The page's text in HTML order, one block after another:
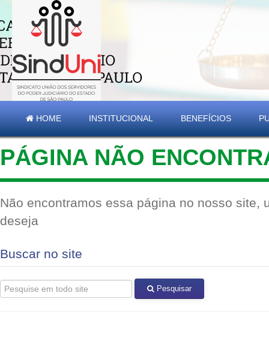
HOME INSTITUCIONAL BENEFÍCIOS
PÁGINA NÃO
Não encontramos essa página no nosso
deseja
Buscar no site
Pesquisar